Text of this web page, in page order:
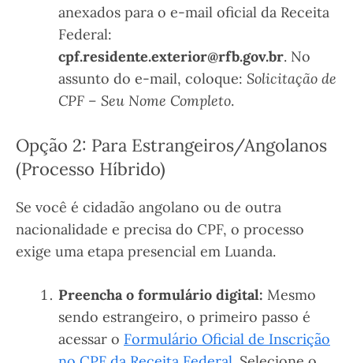
anexados para o e-mail oficial da Receita
Federal:
cpf.residente.exterior@rfb.gov.br. No
assunto do e-mail, coloque: Solicitação de
CPF – Seu Nome Completo.
Opção 2: Para Estrangeiros/Angolanos
(Processo Híbrido)
Se você é cidadão angolano ou de outra
nacionalidade e precisa do CPF, o processo
exige uma etapa presencial em Luanda.
Preencha o formulário digital: Mesmo
sendo estrangeiro, o primeiro passo é
acessar o Formulário Oficial de Inscrição